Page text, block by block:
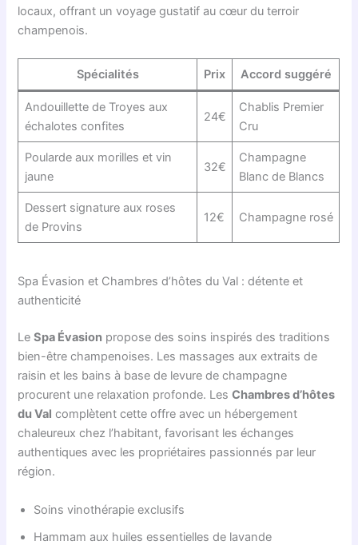
locaux, offrant un voyage gustatif au cœur du terroir
champenois.
Spécialités Prix Accord suggéré
Andouillette de Troyes aux
échalotes confites
24€
Chablis Premier
Cru
Poularde aux morilles et vin
jaune
32€
Champagne
Blanc de Blancs
Dessert signature aux roses
de Provins
12€ Champagne rosé
Spa Évasion et Chambres d’hôtes du Val : détente et
authenticité
LeSpa Évasion propose des soins inspirés des traditions
bien-être champenoises. Les massages aux extraits de
raisin et les bains à base de levure de champagne
procurent une relaxation profonde. LesChambres d’hôtes
du Val complètent cette offre avec un hébergement
chaleureux chez l’habitant, favorisant les échanges
authentiques avec les propriétaires passionnés par leur
région.
Soins vinothérapie exclusifs
Hammam aux huiles essentielles de lavande